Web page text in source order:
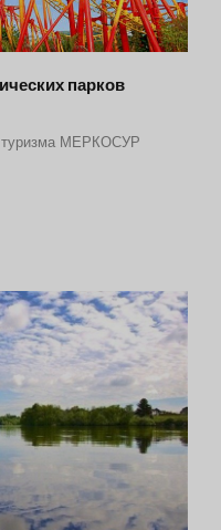
парков
туризма МЕРКОСУР